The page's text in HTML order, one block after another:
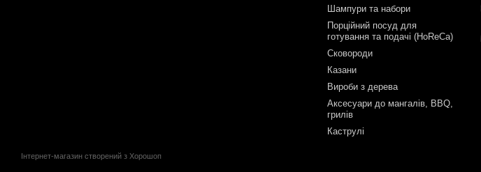
Інтернет-магазин створений з Хорошоп
Шампури та набори
Порційний посуд для
готування та подачі (HoReCa)
Сковороди
Казани
Вироби з дерева
Аксесуари до мангалів, BBQ,
грилів
Каструлі